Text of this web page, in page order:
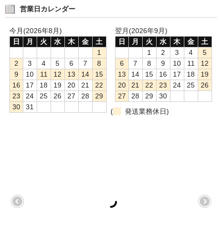
営業日カレンダー
今月(2026年8月)
日
月 火 水 木 金
土
1
2
3 4 5 6 7
8
9
10 11 12 13 14
15
16
17 18 19 20 21
22
23
24 25 26 27 28
29
30
31
翌月(2026年9月)
日
月 火 水 木 金
土
1
2 3 4
5
6
7 8 9 10 11
12
13
14 15 16 17 18
19
20
21 22 23 24 25
26
27
28 29
30
(
発送業務休日)